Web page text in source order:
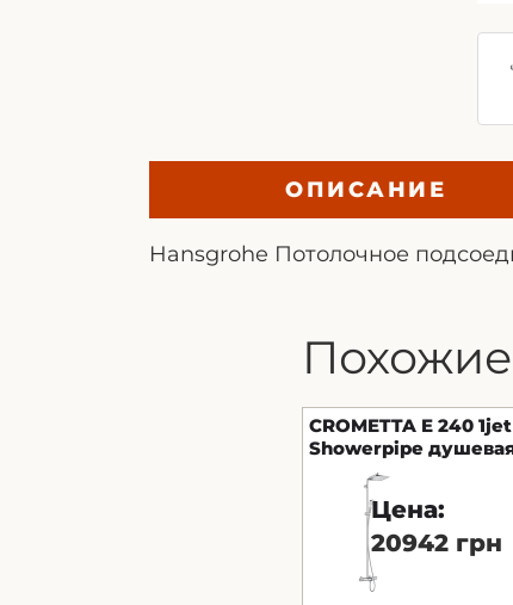
ОПИСАНИЕ
Hansgrohe Потолочное
CROMETTA E 240 1jet
Showerpipe
система для ванны
Цена:
20942 грн